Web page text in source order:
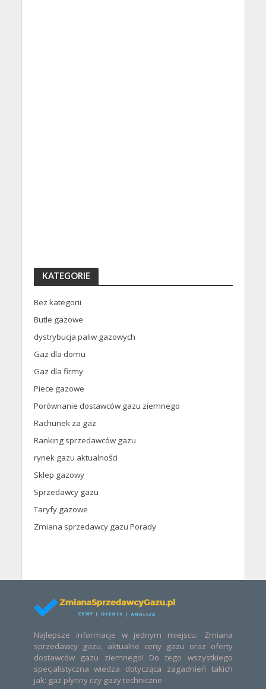
KATEGORIE
Bez kategorii
Butle gazowe
dystrybucja paliw gazowych
Gaz dla domu
Gaz dla firmy
Piece gazowe
Porównanie dostawców gazu ziemnego
Rachunek za gaz
Ranking sprzedawców gazu
rynek gazu aktualności
Sklep gazowy
Sprzedawcy gazu
Taryfy gazowe
Zmiana sprzedawcy gazu Porady
Najlepsze informacje w jednym miejscu. Zmiana
sprzedawcy gazu, aktualne ceny gazu oraz oferty
dostawców gazu ziemnego! Do tego wszystkiego
specjalistyczna wiedza dotycząca zagadnień takich
jak: gaz płynny czy gazy techniczne